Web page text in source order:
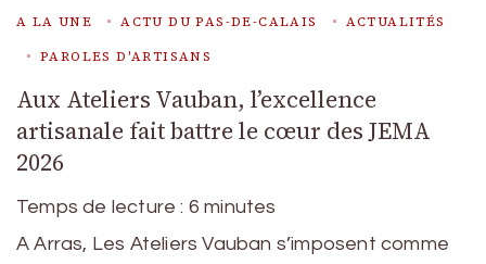
A LA UNE ACTU DU PAS-DE-CALAIS
ACTUALITÉS
PAROLES D'ARTISANS
Aux Ateliers Vauban, l’excellence
artisanale fait battre le cœur des JEMA
2026
Temps de lecture : 6 minutes
A Arras, Les Ateliers Vauban s’imposent comme